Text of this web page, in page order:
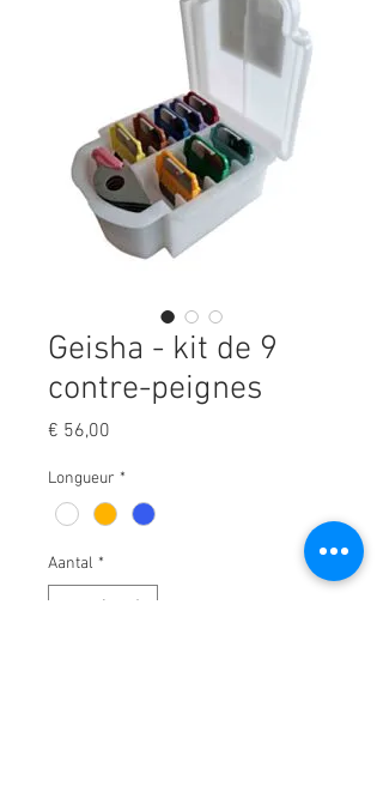
Geisha - kit de 9
contre-peignes
€ 56,00
Longueur *
Aantal *